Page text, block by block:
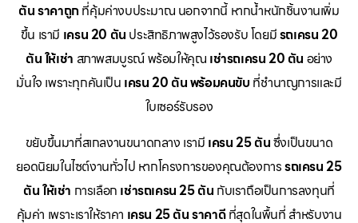
ตัน ราคาถูกที่คุ้มค่างบประมาณ นอกจากนี้ หากน้ำหนักชิ้นงานเพิ่ม
ขึ้น เรามี เครน 20 ตัน ประสิทธิภาพสูงไว้รองรับ โดยมีรถเครน 20
ตัน ให้เช่า สภาพสมบูรณ์ พร้อมให้คุณ เช่ารถเครน 20 ตัน อย่าง
มั่นใจ เพราะทุกคันเป็น เครน 20 ตัน พร้อมคนขับ ที่ชำนาญการและมี
ใบเซอร์รับรอง
ขยับขึ้นมาที่สเกลงานขนาดกลาง เรามี เครน 25 ตันซึ่งเป็นขนาด
ยอดนิยมในไซต์งานทั่วไป หากโครงการของคุณต้องการรถเครน 25
ตัน ให้เช่า การเลือก เช่ารถเครน 25 ตัน กับเราถือเป็นการลงทุนที่
คุ้มค่า เพราะเราให้ราคา เครน 25 ตัน ราคาดีที่สุดในพื้นที่ สำหรับงาน